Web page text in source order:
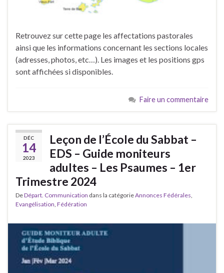
Retrouvez sur cette page les affectations pastorales
ainsi que les informations concernant les sections locales
(adresses, photos, etc…). Les images et les positions gps
sont affichées si disponibles.
Faire un commentaire
DÉC
14
2023
Leçon de l’École du Sabbat –
EDS – Guide moniteurs
adultes – Les Psaumes – 1er
Trimestre 2024
DeDépart. Communication dans la catégorieAnnonces Fédérales,
Evangélisation, Fédération